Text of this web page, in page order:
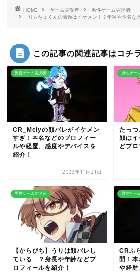
HOME ゲーム実況者
男性ゲーム実況者
りぃちょくんの素顔はイケメン！？年齢や本名な
この記事の関連記事はコチ
男性ゲーム実況者
CR_Meiyの顔バレがイケメン
すぎ！本名などのプロフィー
ルや経歴、感度やデバイスを
紹介！
2023年11月21日
男性ゲー
たっつ
顔はイ
どプロ
男性ゲーム実況者
【からぴち】うりは顔バレし
ている！？身長や年齢などプ
ロフィールを紹介！
男性ゲー
CRふ
開！
や経歴